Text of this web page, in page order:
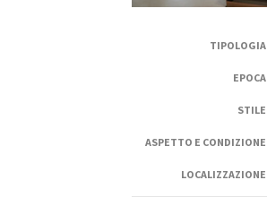
TIPOLOGIA
EPOCA
STILE
ASPETTO E CONDIZIONE
LOCALIZZAZIONE